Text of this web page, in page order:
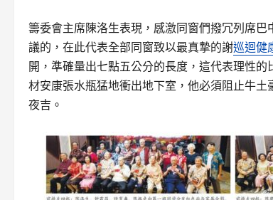
籌委會主席陳洛生表現，感激同窗們撥冗列席
議的，在此代表全部同窗致以最真摯的謝巡迴健
開，準確量出七點五公分的長度，這代表理性
材安康張水瓶猛地衝出地下室，他必須阻止牛土
夜吉。